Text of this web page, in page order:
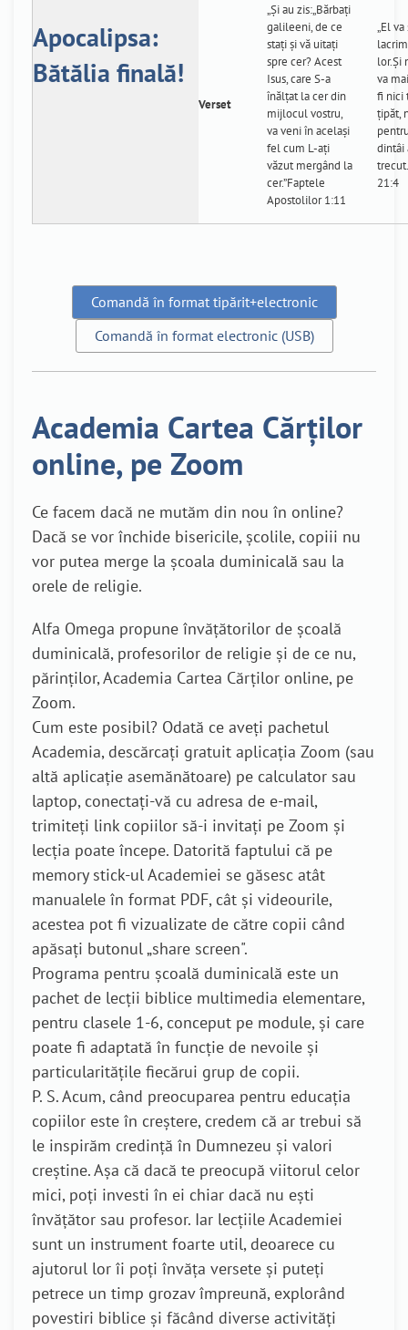
Apocalipsa:
Bătălia finală!
Verset
„Și au zis:„Bărbaţi
galileeni, de ce
staţi şi vă uitaţi
spre cer? Acest
Isus, care S-a
înălţat la cer din
mijlocul vostru,
va veni în acelaşi
fel cum L-aţi
văzut mergând la
cer.”Faptele
Apostolilor 1:11
„El
lor.Şi
va
fi nici
ţipăt,
dintâi
21:4
Comandă în format tipărit+electronic
Comandă în format electronic (USB)
Academia Cartea Cărților
online, pe Zoom
Ce facem dacă ne mutăm din nou în online?
Dacă se vor închide bisericile, școlile, copiii nu
vor putea merge la școala duminicală sau la
orele de religie.
Alfa Omega propune învățătorilor de școală
duminicală, profesorilor de religie și de ce nu,
părinților, Academia Cartea Cărților online, pe
Zoom.
Cum este posibil? Odată ce aveți pachetul
Academia, descărcați gratuit aplicația Zoom (sau
altă aplicație asemănătoare) pe calculator sau
laptop, conectați-vă cu adresa de e-mail,
trimiteți link copiilor să-i invitați pe Zoom și
lecția poate începe. Datorită faptului că pe
memory stick-ul Academiei se găsesc atât
manualele în format PDF, cât și videourile,
acestea pot fi vizualizate de către copii când
apăsați butonul „share screen".
Programa pentru școală duminicală este un
pachet de lecții biblice multimedia elementare,
pentru clasele 1-6, conceput pe module, și care
poate fi adaptată în funcție de nevoile și
particularitățile fiecărui grup de copii.
P. S. Acum, când preocuparea pentru educația
copiilor este în creștere, credem că ar trebui să
le inspirăm credință în Dumnezeu și valori
creștine. Așa că dacă te preocupă viitorul celor
mici, poți investi în ei chiar dacă nu ești
învățător sau profesor. Iar lecțiile Academiei
sunt un instrument foarte util, deoarece cu
ajutorul lor îi poți învăța versete și puteți
petrece un timp grozav împreună, explorând
povestiri biblice și făcând diverse activități